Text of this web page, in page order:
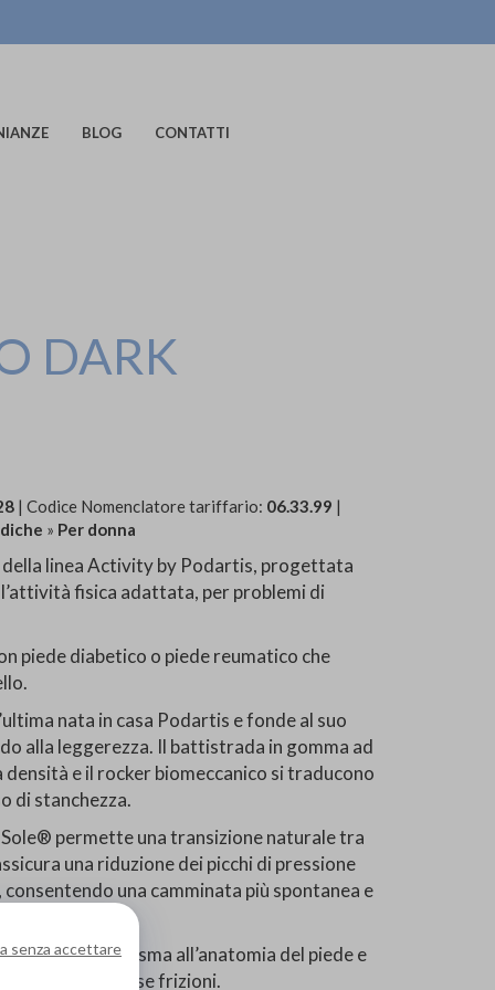
BLOG CONTATTI
DARK
| Codice Nomenclatore tariffario: 06.33.99 |
» Per donna
della linea Activity by Podartis, progettata
fisica adattata, per problemi di
piede diabetico o piede reumatico che
nata in casa Podartis e fonde al suo
alla leggerezza. Il battistrada in gomma ad
densità e il rocker biomeccanico si traducono
di stanchezza.
permette una transizione naturale tra
una riduzione dei picchi di pressione
una camminata più spontanea e
si plasma all’anatomia del piede e
dolorose frizioni.
senza accettare